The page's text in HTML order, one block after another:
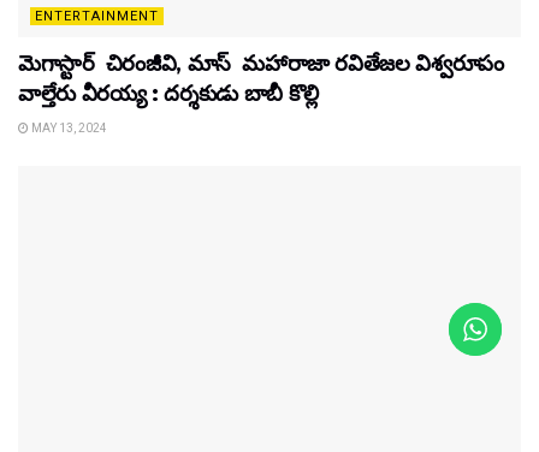
ENTERTAINMENT
మెగాస్టార్ చిరంజీవి, మాస్ మహారాజా రవితేజల విశ్వరూపం
వాల్తేరు వీరయ్య : దర్శకుడు బాబీ కొల్లి
MAY 13, 2024